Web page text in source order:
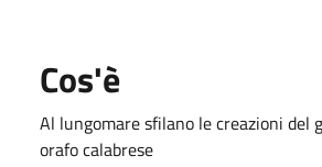
Cos'è
Al lungomare sfilano le creazioni del
orafo calabrese